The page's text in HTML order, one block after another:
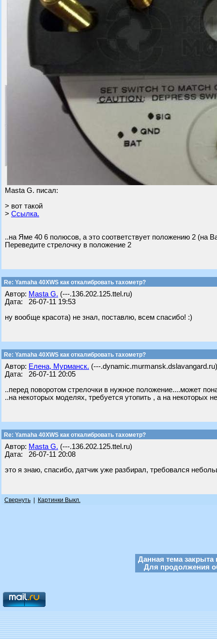
Masta G. писал:
> вот такой
> Ссылка.
..на Яме 40 6 полюсов, а это соответствует положению 2 (на
Переведите стрелочку в положение 2
Re: Yamaha 40XWS как откалибровать тахометр?
Автор: Masta G. (---.136.202.125.ttel.ru)
Дата: 26-07-11 19:53
ну вообще красота) не знал, поставлю, всем спасибо! :)
Re: Yamaha 40XWS как откалибровать тахометр?
Автор: Елена, Мурманск. (---.dynamic.murmansk.dslavangard.ru)
Дата: 26-07-11 20:05
..перед поворотом стрелочки в нужное положение....может
..на некоторых моделях, требуется утопить , а на некоторых
Re: Yamaha 40XWS как откалибровать тахометр?
Автор: Masta G. (---.136.202.125.ttel.ru)
Дата: 26-07-11 20:08
это я знаю, спасибо, датчик уже разбирал, требовался
Свернуть Картинки Выкл.
Данная тема закрыта
Для продолжения